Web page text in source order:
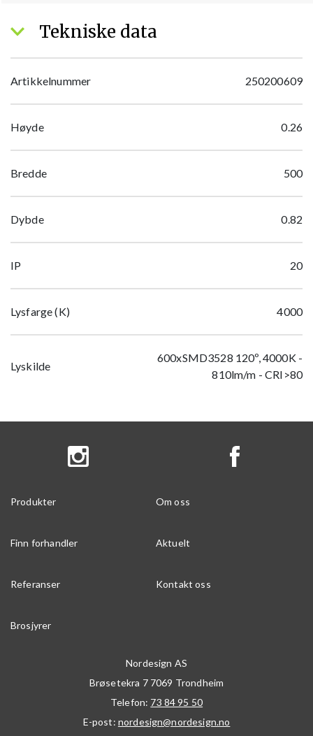
Tekniske data
Artikkelnummer 250200609
Høyde 0.26
Bredde 500
Dybde 0.82
IP 20
Lysfarge (K) 4000
Lyskilde
600xSMD3528 120º, 4000K -
810lm/m - CRI>80
Produkter Om oss
Finn forhandler Aktuelt
Referanser Kontakt oss
Brosjyrer
Nordesign AS
Brøsetekra 7 7069 Trondheim
Telefon: 73 84 95 50
E-post: nordesign@nordesign.no